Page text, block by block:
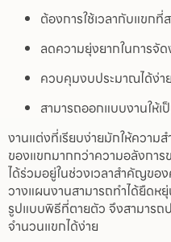
ต้องการใช้เวลากับแขกที่
ลดความยุ่งยากในการจัด
ควบคุมงบประมาณได้ง่าย
สามารถออกแบบงานให้เ
งานแต่งที่เรียบง่ายมักให้ควา
ของแขกมากกว่าความอลังกา
ได้ร่วมอยู่ในช่วงเวลาสำคัญขอ
วางแผนงานสามารถทำได้ยืดห
รูปแบบพิธีที่ตายตัว จึงสามารถป
จำนวนแขกได้ง่าย